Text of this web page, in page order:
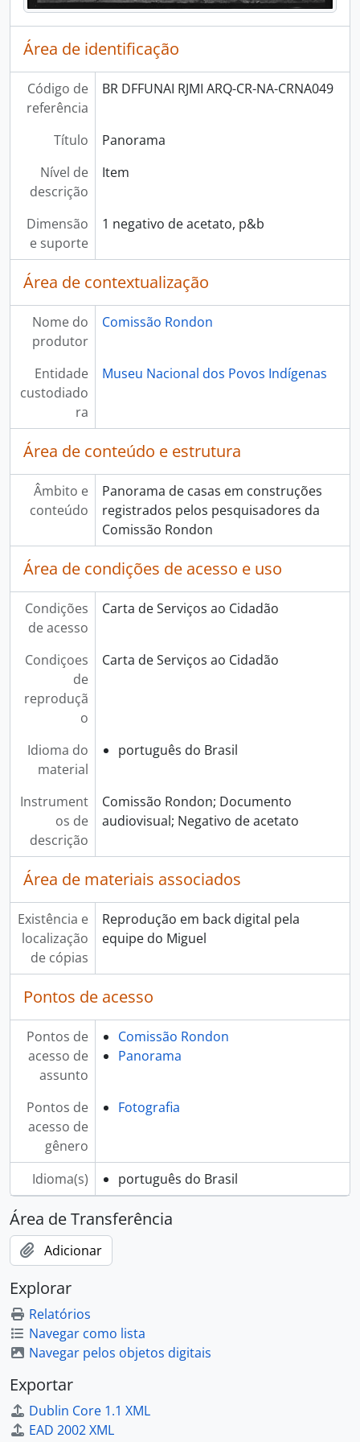
Área de identificação
Código de
referência
BR DFFUNAI RJMI ARQ-CR-NA-CRNA049
Título
Panorama
Nível de
descrição
Item
Dimensão
e suporte
1 negativo de acetato, p&b
Área de contextualização
Nome do
produtor
Comissão Rondon
Entidade
custodiado
ra
Museu Nacional dos Povos Indígenas
Área de conteúdo e estrutura
Âmbito e
conteúdo
Panorama de casas em construções
registrados pelos pesquisadores da
Comissão Rondon
Área de condições de acesso e uso
Condições
de acesso
Carta de Serviços ao Cidadão
Condiçoes
de
reproduçã
o
Carta de Serviços ao Cidadão
Idioma do
material
português do Brasil
Instrument
os de
descrição
Comissão Rondon; Documento
audiovisual; Negativo de acetato
Área de materiais associados
Existência e
localização
de cópias
Reprodução em back digital pela
equipe do Miguel
Pontos de acesso
Pontos de
acesso de
assunto
Comissão Rondon
Panorama
Pontos de
acesso de
gênero
Fotografia
Idioma(s) português do Brasil
Área de Transferência
Adicionar
Explorar
Relatórios
Navegar como lista
Navegar pelos objetos digitais
Exportar
Dublin Core 1.1 XML
EAD 2002 XML